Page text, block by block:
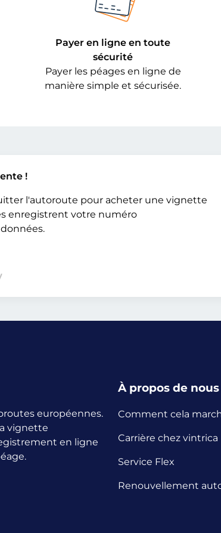
Payer en ligne en toute
sécurité
Payer les péages en ligne de
manière simple et sécurisée.
!
l'autoroute pour acheter une vignette
enregistrent votre numéro
européennes.
vignette
en ligne
À propos de nous
Comment cela
Carrière chez vintrica
Service Flex
Renouvellement